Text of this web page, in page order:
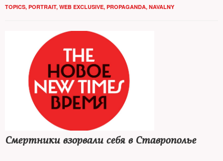
ВГТРК Евгения Попова. Путь скромного паренька из
TOPICS, PORTRAIT, WEB EXCLUSIVE, PROPAGANDA, NAVALNY
Смертники взорвали себя в Ставрополье